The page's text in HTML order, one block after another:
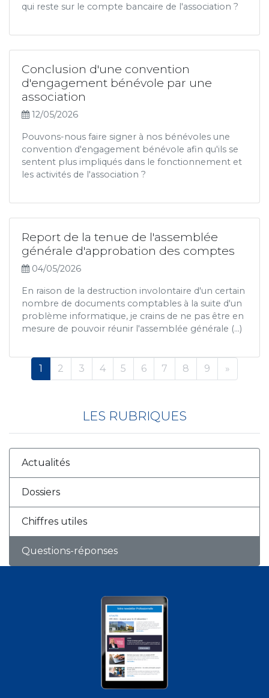
qui reste sur le compte bancaire de l'association ?
Conclusion d'une convention
d'engagement bénévole par une
association
12/05/2026
Pouvons-nous faire signer à nos bénévoles une
convention d'engagement bénévole afin qu'ils se
sentent plus impliqués dans le fonctionnement et
les activités de l'association ?
Report de la tenue de l'assemblée
générale d'approbation des comptes
04/05/2026
En raison de la destruction involontaire d'un certain
nombre de documents comptables à la suite d'un
problème informatique, je crains de ne pas être en
mesure de pouvoir réunir l'assemblée générale (...)
1 2 3 4 5 6 7 8 9 »
LES RUBRIQUES
Actualités
Dossiers
Chiffres utiles
Questions-réponses